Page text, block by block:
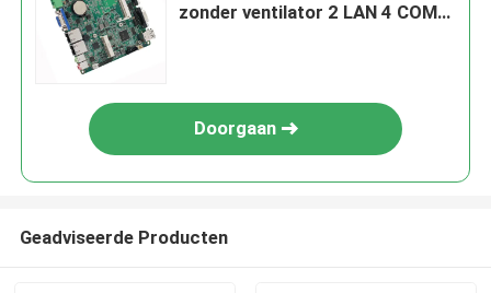
zonder ventilator 2 LAN 4 COM
Doorgaan
Geadviseerde Producten